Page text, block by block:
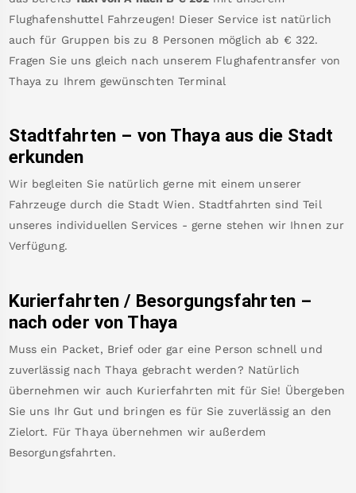
Flughafenshuttel Fahrzeugen! Dieser Service ist natürlich
auch für Gruppen bis zu 8 Personen möglich ab € 322.
Fragen Sie uns gleich nach unserem Flughafentransfer von
Thaya zu Ihrem gewünschten Terminal
Stadtfahrten – von Thaya aus die Stadt
erkunden
Wir begleiten Sie natürlich gerne mit einem unserer
Fahrzeuge durch die Stadt Wien. Stadtfahrten sind Teil
unseres individuellen Services - gerne stehen wir Ihnen zur
Verfügung.
Kurierfahrten / Besorgungsfahrten –
nach oder von Thaya
Muss ein Packet, Brief oder gar eine Person schnell und
zuverlässig nach Thaya gebracht werden? Natürlich
übernehmen wir auch Kurierfahrten mit für Sie! Übergeben
Sie uns Ihr Gut und bringen es für Sie zuverlässig an den
Zielort. Für Thaya übernehmen wir außerdem
Besorgungsfahrten.